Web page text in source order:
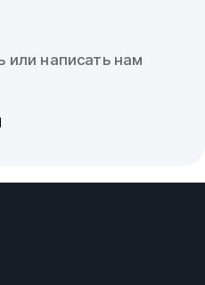
или написать нам